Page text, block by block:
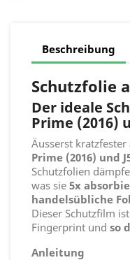
Beschreibung
Schutzfolie
Der ideale
Prime (2016)
Äusserst kratzfester
Prime (2016) und
Schutzfolien
was sie 5x
handelsübliche
Dieser Schutzfilm
Fingerprint und so
Anleitung